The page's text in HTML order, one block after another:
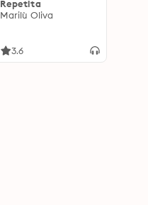
Repetita
Marilù Oliva
3.6